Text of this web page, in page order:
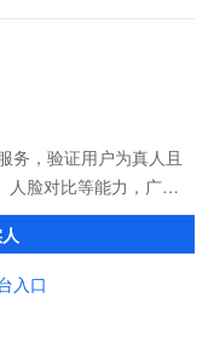
务，验证用户为真人且
人脸对比等能力，广泛
业。
入口